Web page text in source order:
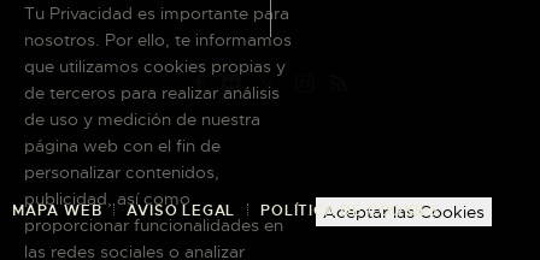
MAPA WEB AVISO LEGAL POLÍTICA DE COOKIES
Tu Privacidad es importante para
nosotros. Por ello, te informamos
que utilizamos cookies propias y
de terceros para realizar análisis
de uso y medición de nuestra
página web con el fin de
personalizar contenidos,
publicidad, así como
proporcionar funcionalidades en
las redes sociales o analizar
Aceptar las Cookies